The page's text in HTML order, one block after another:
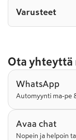
Varusteet
Ota yhteyttä
WhatsApp
Automyynti ma-pe
Avaa chat
Nopein ja helpoin